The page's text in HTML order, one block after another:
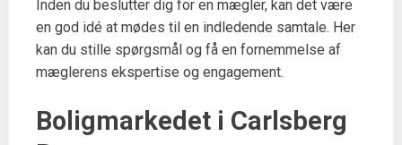
Inden du beslutter dig for en mægler, kan det være
en god idé at mødes til en indledende samtale. Her
kan du stille spørgsmål og få en fornemmelse af
mæglerens ekspertise og engagement.
Boligmarkedet i Carlsberg